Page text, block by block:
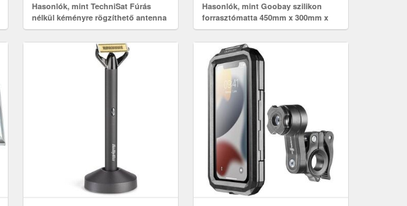
Hasonlók, mint TechniSat Fúrás
nélkül kéményre rögzíthető antenna
tartó konzol, 28-50 mm
Hasonlók, mint Goobay szilikon
forrasztómatta 450mm x 300mm x
6mm hőálló 450°C mágneses zsebek